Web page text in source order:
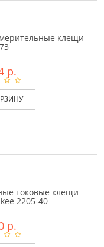
клещи
р.
токовые клещи
2205-40
р.